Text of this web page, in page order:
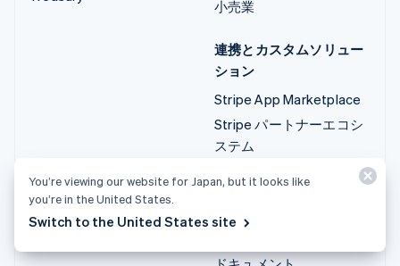
小売業
連携とカスタムソリュー
ション
Stripe App Marketplace
Stripe パートナーエコシ
ステム
プロフェッショナルサー
ビス
You’re viewing our website for Japan, but it looks like
you’re in the United States.
Switch to the United States site